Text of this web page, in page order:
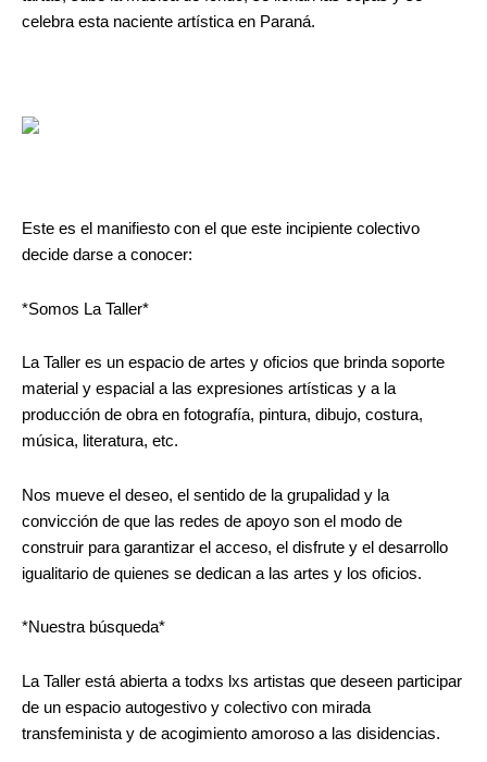
celebra esta naciente artística en Paraná.
Este es el manifiesto con el que este incipiente colectivo
decide darse a conocer:
*Somos La Taller*
La Taller es un espacio de artes y oficios que brinda soporte
material y espacial a las expresiones artísticas y a la
producción de obra en fotografía, pintura, dibujo, costura,
música, literatura, etc.
Nos mueve el deseo, el sentido de la grupalidad y la
convicción de que las redes de apoyo son el modo de
construir para garantizar el acceso, el disfrute y el desarrollo
igualitario de quienes se dedican a las artes y los oficios.
*Nuestra búsqueda*
La Taller está abierta a todxs lxs artistas que deseen participar
de un espacio autogestivo y colectivo con mirada
transfeminista y de acogimiento amoroso a las disidencias.